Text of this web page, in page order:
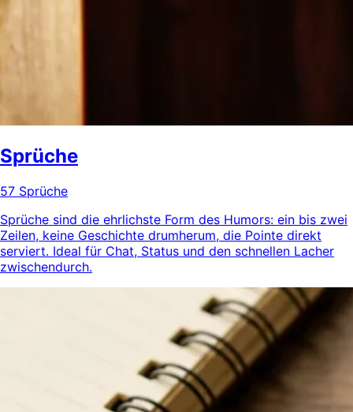
Sprüche
57 Sprüche
Sprüche sind die ehrlichste Form des Humors: ein bis zwei
Zeilen, keine Geschichte drumherum, die Pointe direkt
serviert. Ideal für Chat, Status und den schnellen Lacher
zwischendurch.